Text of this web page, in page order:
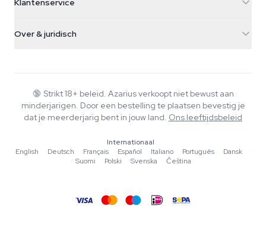
Nederland
+31(0)204897914
Smokeshop
Klantenservice
Retourbeleid
Veelgestelde vragen
Privacybeleid
Over & juridisch
Wiki
Schrijvers
Tools & Calculators
🔞 Strikt 18+ beleid. Azarius verkoopt niet bewust aan
minderjarigen. Door een bestelling te plaatsen bevestig je
dat je meerderjarig bent in jouw land. Ons leeftijdsbeleid
Internationaal
English
·Deutsch ·Français ·Español ·Italiano ·Português ·Dansk
·
Suomi
·Polski ·Svenska ·Čeština